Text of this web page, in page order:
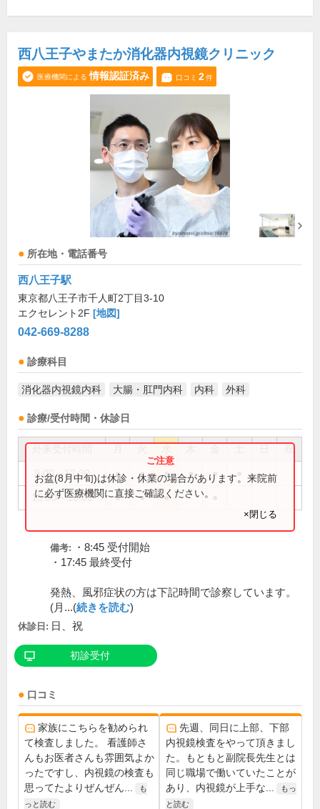
西八王子やまたか消化器内視鏡クリニック
医療機関による 情報認証済み 口コミ 2件
所在地・電話番号
西八王子駅
東京都八王子市千人町2丁目3-10
エクセレント2F [地図]
042-669-8288
診療科目
消化器内視鏡内科 大腸・肛門内科 内科 外科
診療/受付時間・休診日
祝
9:00～12:30 ● ● ● ● ●
15:00～18:00 ● ● ●
お盆(8月中旬)は休診・休業の場合があります。来院前
に必ず医療機関に直接ご確認ください。
×閉じる
備考:
・8:45 受付開始
・17:45 最終受付
発熱、風邪症状の方は下記時間で診察しています。
(月...(続きを読む)
休診日: 日、祝
初診受付
口コミ
家族にこちらを勧められ
て検査しました。 看護師さ
んもお医者さんも雰囲気よか
ったですし、内視鏡の検査も
思ってたよりぜんぜん...
も
っと読む
先週、同日に上部、下部
内視鏡検査をやって頂きまし
た。もともと副院長先生とは
同じ職場で働いていたことが
あり、内視鏡が上手な...
もっ
と読む